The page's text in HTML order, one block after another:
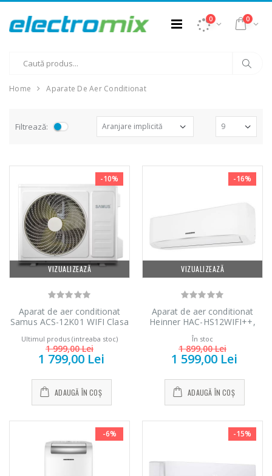
0 0
Home Aparate De Aer Conditionat
Filtrează:
VIZUALIZEAZĂ
-10%
Aparat de aer conditionat
Samus ACS-12K01 WIFI Clasa
WIFI Auto-curatare Turbo Alb
Ultimul produs (intreaba stoc)
1 999,00 Lei
1 799,00 Lei
ADAUGĂ ÎN COȘ
VIZUALIZEAZĂ
-16%
Aparat de aer conditionat
Heinner HAC-HS12WIFI++,
12000 BTU, Inverter, Wi-Fi,
Clasa A++
În stoc
1 899,00 Lei
1 599,00 Lei
ADAUGĂ ÎN COȘ
-6% -15%